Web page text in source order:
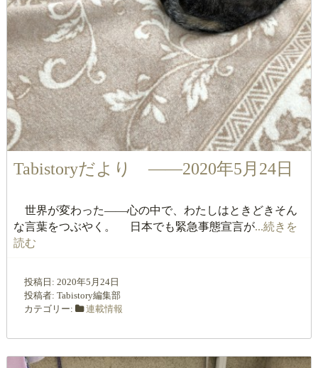
Tabistoryだより ――2020年5月24日
世界が変わった――心の中で、わたしはときどきそん
な言葉をつぶやく。 日本でも緊急事態宣言が...続きを
読む
投稿日: 2020年5月24日
投稿者: Tabistory編集部
カテゴリー:
連載情報